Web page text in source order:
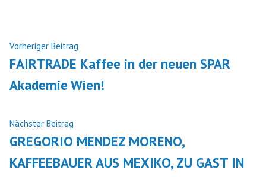
Beitragsnavigation
Vorheriger Beitrag
Beitrag:
FAIRTRADE Kaffee in der neuen SPAR
Akademie Wien!
Nächster Beitrag
Beitrag:
GREGORIO MENDEZ MORENO,
KAFFEEBAUER AUS MEXIKO, ZU GAST IN